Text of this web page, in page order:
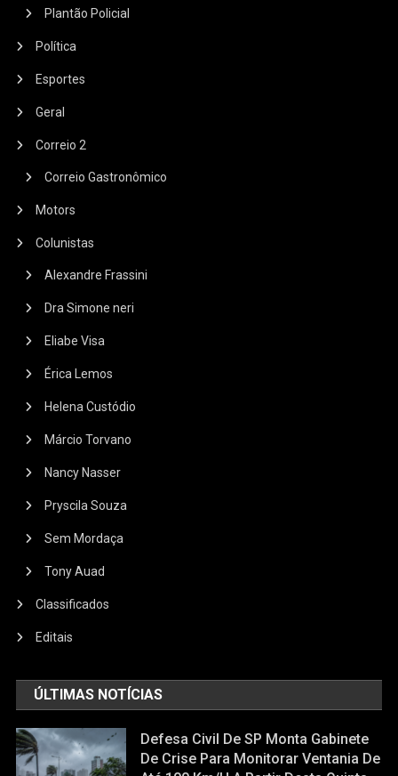
Plantão Policial
Política
Esportes
Geral
Correio 2
Correio Gastronômico
Motors
Colunistas
Alexandre Frassini
Dra Simone neri
Eliabe Visa
Érica Lemos
Helena Custódio
Márcio Torvano
Nancy Nasser
Pryscila Souza
Sem Mordaça
Tony Auad
Classificados
Editais
ÚLTIMAS NOTÍCIAS
Defesa Civil De SP Monta Gabinete
De Crise Para Monitorar Ventania De